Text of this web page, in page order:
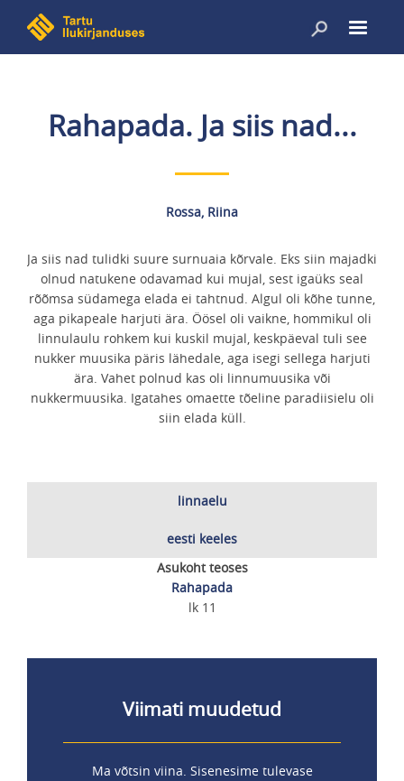
edasi
Rahapada. Ja siis nad...
Rossa, Riina
Ja siis nad tulidki suure surnuaia kõrvale. Eks siin majadki
olnud natukene odavamad kui mujal, sest igaüks seal
rõõmsa südamega elada ei tahtnud. Algul oli kõhe tunne,
aga pikapeale harjuti ära. Öösel oli vaikne, hommikul oli
linnulaulu rohkem kui kuskil mujal, keskpäeval tuli see
nukker muusika päris lähedale, aga isegi sellega harjuti
ära. Vahet polnud kas oli linnumuusika või
nukkermuusika. Igatahes omaette tõeline paradiisielu oli
siin elada küll.
linnaelu
eesti keeles
Asukoht teoses
Rahapada
lk 11
Viimati muudetud
Ma võtsin viina. Sisenesime tulevase